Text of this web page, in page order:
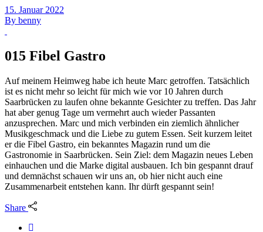
15. Januar 2022
By benny
015 Fibel Gastro
Auf meinem Heimweg habe ich heute Marc getroffen. Tatsächlich
ist es nicht mehr so leicht für mich wie vor 10 Jahren durch
Saarbrücken zu laufen ohne bekannte Gesichter zu treffen. Das Jahr
hat aber genug Tage um vermehrt auch wieder Passanten
anzusprechen. Marc und mich verbinden ein ziemlich ähnlicher
Musikgeschmack und die Liebe zu gutem Essen. Seit kurzem leitet
er die Fibel Gastro, ein bekanntes Magazin rund um die
Gastronomie in Saarbrücken. Sein Ziel: dem Magazin neues Leben
einhauchen und die Marke digital ausbauen. Ich bin gespannt drauf
und demnächst schauen wir uns an, ob hier nicht auch eine
Zusammenarbeit entstehen kann. Ihr dürft gespannt sein!
Share